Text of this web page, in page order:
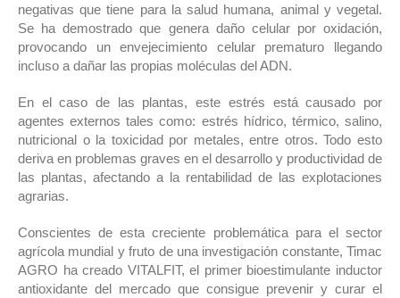
negativas que tiene para la salud humana, animal y vegetal.
Se ha demostrado que genera daño celular por oxidación,
provocando un envejecimiento celular prematuro llegando
incluso a dañar las propias moléculas del ADN.
En el caso de las plantas, este estrés está causado por
agentes externos tales como: estrés hídrico, térmico, salino,
nutricional o la toxicidad por metales, entre otros. Todo esto
deriva en problemas graves en el desarrollo y productividad de
las plantas, afectando a la rentabilidad de las explotaciones
agrarias.
Conscientes de esta creciente problemática para el sector
agrícola mundial y fruto de una investigación constante, Timac
AGRO ha creado VITALFIT, el primer bioestimulante inductor
antioxidante del mercado que consigue prevenir y curar el